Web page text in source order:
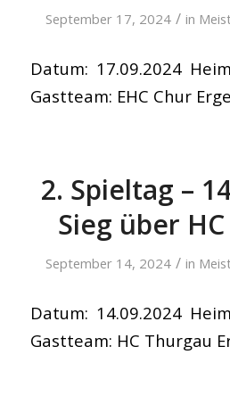
September 17, 2024 / in
Datum: 17.09.2024
Gastteam: EHC Chur
2. Spieltag –
Sieg über
September 14, 2024 / in
Datum: 14.09.2024
Gastteam: HC Thurgau